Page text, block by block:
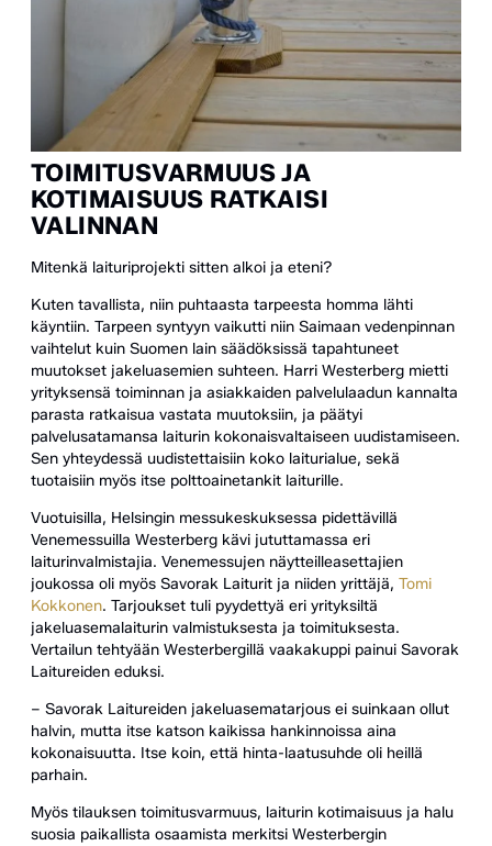
TOIMITUSVARMUUS JA
KOTIMAISUUS RATKAISI
VALINNAN
Mitenkä laituriprojekti sitten alkoi ja eteni?
Kuten tavallista, niin puhtaasta tarpeesta homma lähti
käyntiin. Tarpeen syntyyn vaikutti niin Saimaan vedenpinnan
vaihtelut kuin Suomen lain säädöksissä tapahtuneet
muutokset jakeluasemien suhteen. Harri Westerberg mietti
yrityksensä toiminnan ja asiakkaiden palvelulaadun kannalta
parasta ratkaisua vastata muutoksiin, ja päätyi
palvelusatamansa laiturin kokonaisvaltaiseen uudistamiseen.
Sen yhteydessä uudistettaisiin koko laiturialue, sekä
tuotaisiin myös itse polttoainetankit laiturille.
Vuotuisilla, Helsingin messukeskuksessa pidettävillä
Venemessuilla Westerberg kävi jututtamassa eri
laiturinvalmistajia. Venemessujen näytteilleasettajien
joukossa oli myös Savorak Laiturit ja niiden yrittäjä, Tomi
Kokkonen. Tarjoukset tuli pyydettyä eri yrityksiltä
jakeluasemalaiturin valmistuksesta ja toimituksesta.
Vertailun tehtyään Westerbergillä vaakakuppi painui Savorak
Laitureiden eduksi.
– Savorak Laitureiden jakeluasematarjous ei suinkaan ollut
halvin, mutta itse katson kaikissa hankinnoissa aina
kokonaisuutta. Itse koin, että hinta-laatusuhde oli heillä
parhain.
Myös tilauksen toimitusvarmuus, laiturin kotimaisuus ja halu
suosia paikallista osaamista merkitsi Westerbergin